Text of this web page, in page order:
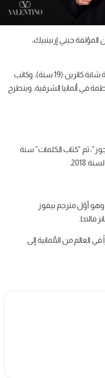
بما يعادل 63$ دولار، بالتساوي بين المؤلفة جيني إربينبيك،
الرواية أتكتبت بلغة الكاتبة الأم وهي الألمانية، ويتوضح مدى تعقيد العلاقة بين تلميذة شابة كاترين (19 سنة)، وكاتب
في ألمانيا الشرقية، وبتطرح
ثم “كتاب الكلمات” سنة
أوّل مترجم بيفوز
فالادا.
بإنه “المترجم الأكثر تأثيراً في العالم من الألمانية إلى